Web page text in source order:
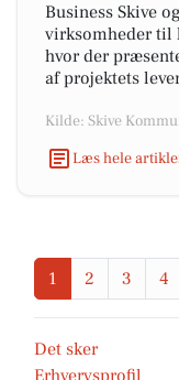
Business Skive
virksomheder til
hvor der
af projektets
Kilde: Skive
Læs hele
1 2 3 4
Det sker
Erhvervsprofil